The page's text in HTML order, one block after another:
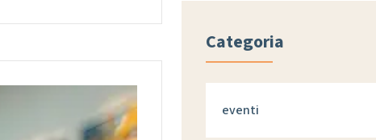
Categoria
eventi